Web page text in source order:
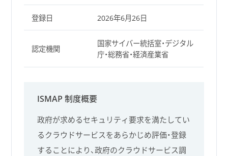
登録日 2026年6月26日
認定機関
国家サイバー統括室・デジタル
庁・総務省・経済産業省
ISMAP 制度概要
政府が求めるセキュリティ要求を満たしてい
るクラウドサービスをあらかじめ評価・登録
することにより、政府のクラウドサービス調